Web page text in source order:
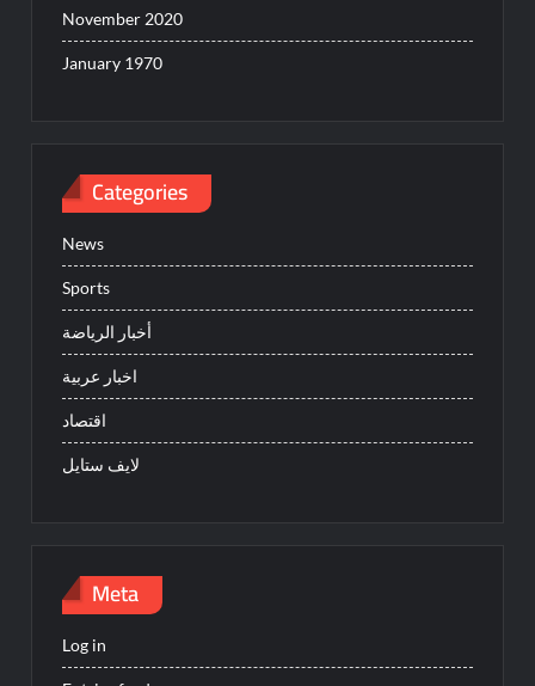
November 2020
January 1970
Categories
News
Sports
أخبار الرياضة
اخبار عربية
اقتصاد
لايف ستايل
Meta
Log in